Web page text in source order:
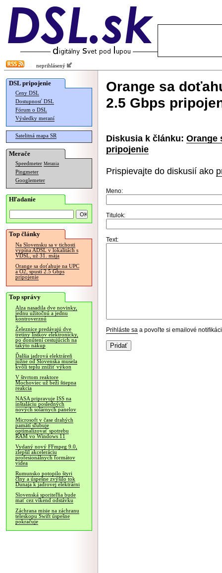
neprihlásený
DSL pripojenie
Ceny DSL
Dostupnosť DSL
Fórum o DSL
Výsledky meraní
Satelitná mapa SR
Merače
Speedmeter Merania
Pingmeter
Googlemeter
Hľadanie
Top články
Na Slovensku sa v tichosti
vypína ADSL v lokalitách s
VDSL, už 31. mája
Orange sa doťahuje na UPC
a O2, spustí 2.5 Gbps
pripojenie
Top správy
Alza nasadila dve novinky,
jednu užitočnú a jednu
kontroverznú
Železnice predávajú dve
tretiny lístkov elektronicky,
po donútení cestujúcich na
takýto nákup
Ďalšia jadrová elektráreň
južne od Slovenska musela
kvôli teplu znížiť výkon
V štvrtom reaktore
Mochoviec už beží štiepna
reakcia
NASA pripravuje ISS na
inštaláciu posledných
nových solárnych panelov
Microsoft v čase drahých
pamätí sľubuje
optimalizovať spotrebu
RAM vo Windows 11
Vydaný nový FFmpeg 9.0,
zlepšil akceleráciu
profesionálnych formátov
videa
Rumunsko potopilo štyri
člny a úspešne zvýšilo tok
Dunaja k jadrovej elektrárni
Slovenská sporiteľňa bude
mať cez víkend odstávku
Záchrana misie na záchranu
teleskopu Swift úspešne
pokračuje
Orange sa
2.5 Gbps
Diskusia k článku: Orange
pripojenie
Prispievajte do diskusií ako
Meno:
Titulok:
Text:
Prihláste sa a povoľte si emailové